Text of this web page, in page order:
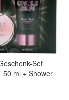
Set
50 ml + Shower